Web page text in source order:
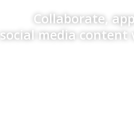
Collaborate,
social media